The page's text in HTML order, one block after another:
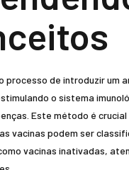
processo de introduzir um
o sistema
Este método é
vacinas podem ser
vacinas inativadas,